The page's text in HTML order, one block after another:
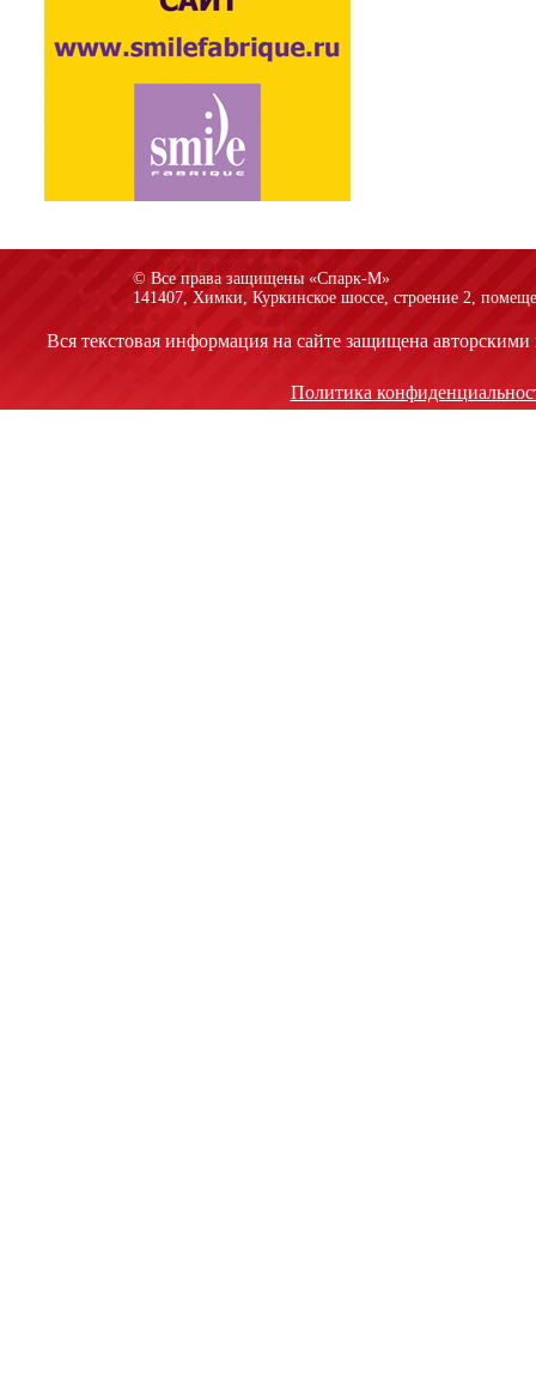
© Все права защищены «Спарк-M»
141407, Химки, Куркинское шоссе, строение 2,
Вся текстовая информация на сайте защищена
Политика